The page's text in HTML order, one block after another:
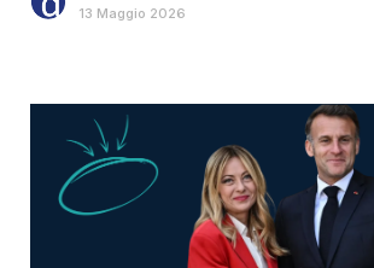
13 Maggio 2026